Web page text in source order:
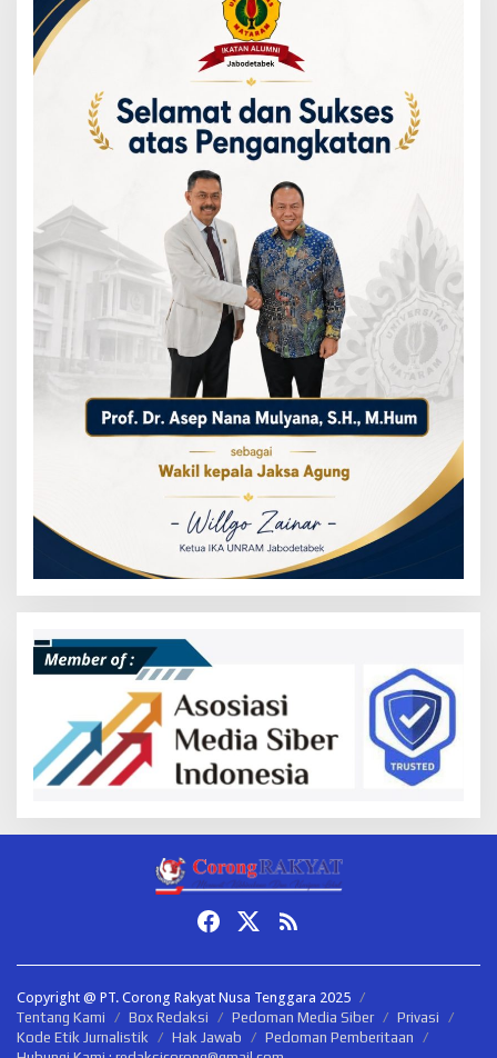
Copyright @ PT. Corong Rakyat Nusa Tenggara 2025
Tentang Kami
Box Redaksi Pedoman Media Siber
Privasi
Kode Etik Jurnalistik
Hak Jawab
Pedoman Pemberitaan